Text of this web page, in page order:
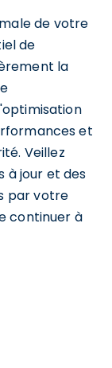
de votre
de
la
et
Veillez
à jour et des
par votre
continuer à